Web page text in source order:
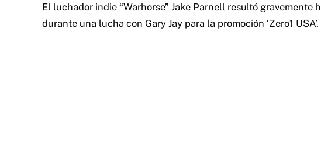
El luchador indie “Warhorse” Jake Parnell resultó gravemente
durante una lucha con Gary Jay para la promoción ‘Zero1 USA’.